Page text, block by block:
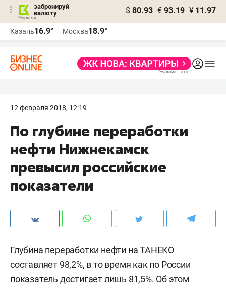
забронируй
валюту
$ 80.93 € 93.19 ¥ 11.97
Казань16.9° Москва18.9°
12 февраля 2018, 12:19
По глубине переработки
нефти Нижнекамск
превысил российские
показатели
Глубина переработки нефти на ТАНЕКО
составляет 98,2%, в то время как по России
показатель достигает лишь 81,5%. Об этом